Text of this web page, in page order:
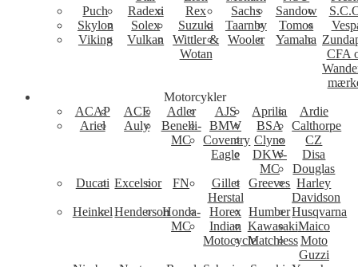
Puch
Radexi Rex Sachs Sandow
Skylon
Solex Suzuki Taarnby Tomos
Viking
Vulkan
Wittler &
Wotan
Wooler Yamaha
CFA
Motorcykler
ACAP
ACE Adler AJS Aprilia
Ardie
Ariel
Auly
Benelli-
MC
BMW BSA
Calthorpe
Coventry
Eagle
Clyno
CZ
DKW-
MC
Disa
Douglas
Ducati Excelsior FN
Gillet
Herstal
Greeves Harley
Davidson
Heinkel HendersonHonda-
MC
Horex HumberHusqvarna
Indian
Motocycle
KawasakiMaico
MatchlessMoto
Guzzi